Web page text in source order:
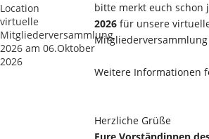
Location
virtuelle
Mitgliederversammlung
2026 am 06.Oktober
2026
bitte merkt euch
2026für unsere
Mitgliederversammlung
Weitere Informationen
Herzliche Grüße